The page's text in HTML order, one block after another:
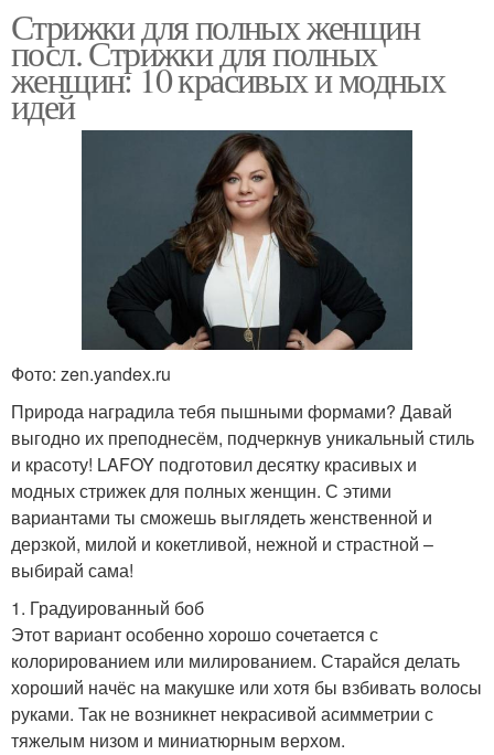
Стрижки для полных женщин
посл. Стрижки для полных
женщин: 10 красивых и модных
идей
Фото: zen.yandex.ru
Природа наградила тебя пышными формами? Давай
выгодно их преподнесём, подчеркнув уникальный стиль
и красоту! LAFOY подготовил десятку красивых и
модных стрижек для полных женщин. С этими
вариантами ты сможешь выглядеть женственной и
дерзкой, милой и кокетливой, нежной и страстной –
выбирай сама!
1. Градуированный боб
Этот вариант особенно хорошо сочетается с
колорированием или милированием. Старайся делать
хороший начёс на макушке или хотя бы взбивать волосы
руками. Так не возникнет некрасивой асимметрии с
тяжелым низом и миниатюрным верхом.